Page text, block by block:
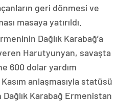
geri dönmesi ve
masaya yatırıldı.
Dağlık Karabağ’a
Harutyunyan, savaşta
600 dolar yardım
anlaşmasıyla statüsü
Karabağ Ermenistan